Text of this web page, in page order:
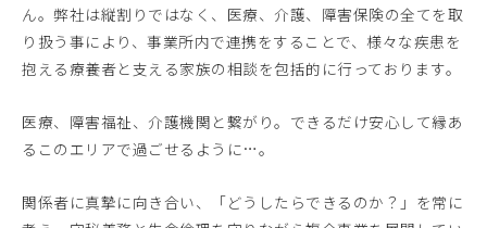
ん。弊社は縦割りではなく、医療、介護、障害保険の全てを取
り扱う事により、事業所内で連携をすることで、様々な疾患を
抱える療養者と支える家族の相談を包括的に行っております。
医療、障害福祉、介護機関と繋がり。できるだけ安心して縁あ
るこのエリアで過ごせるように…。
関係者に真摯に向き合い、「どうしたらできるのか？」を常に